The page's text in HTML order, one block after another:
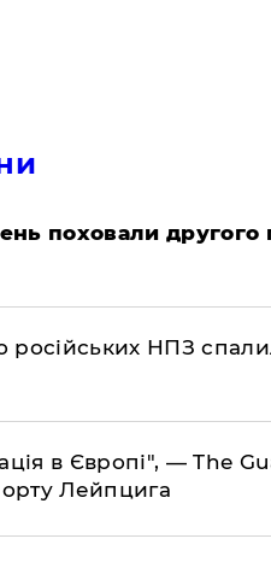
поховали другого
російських НПЗ
в Європі", — The
Лейпцига